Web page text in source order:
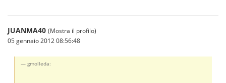
JUANMA40 (Mostra il profilo)
05 gennaio 2012 08:56:48
gmolleda: